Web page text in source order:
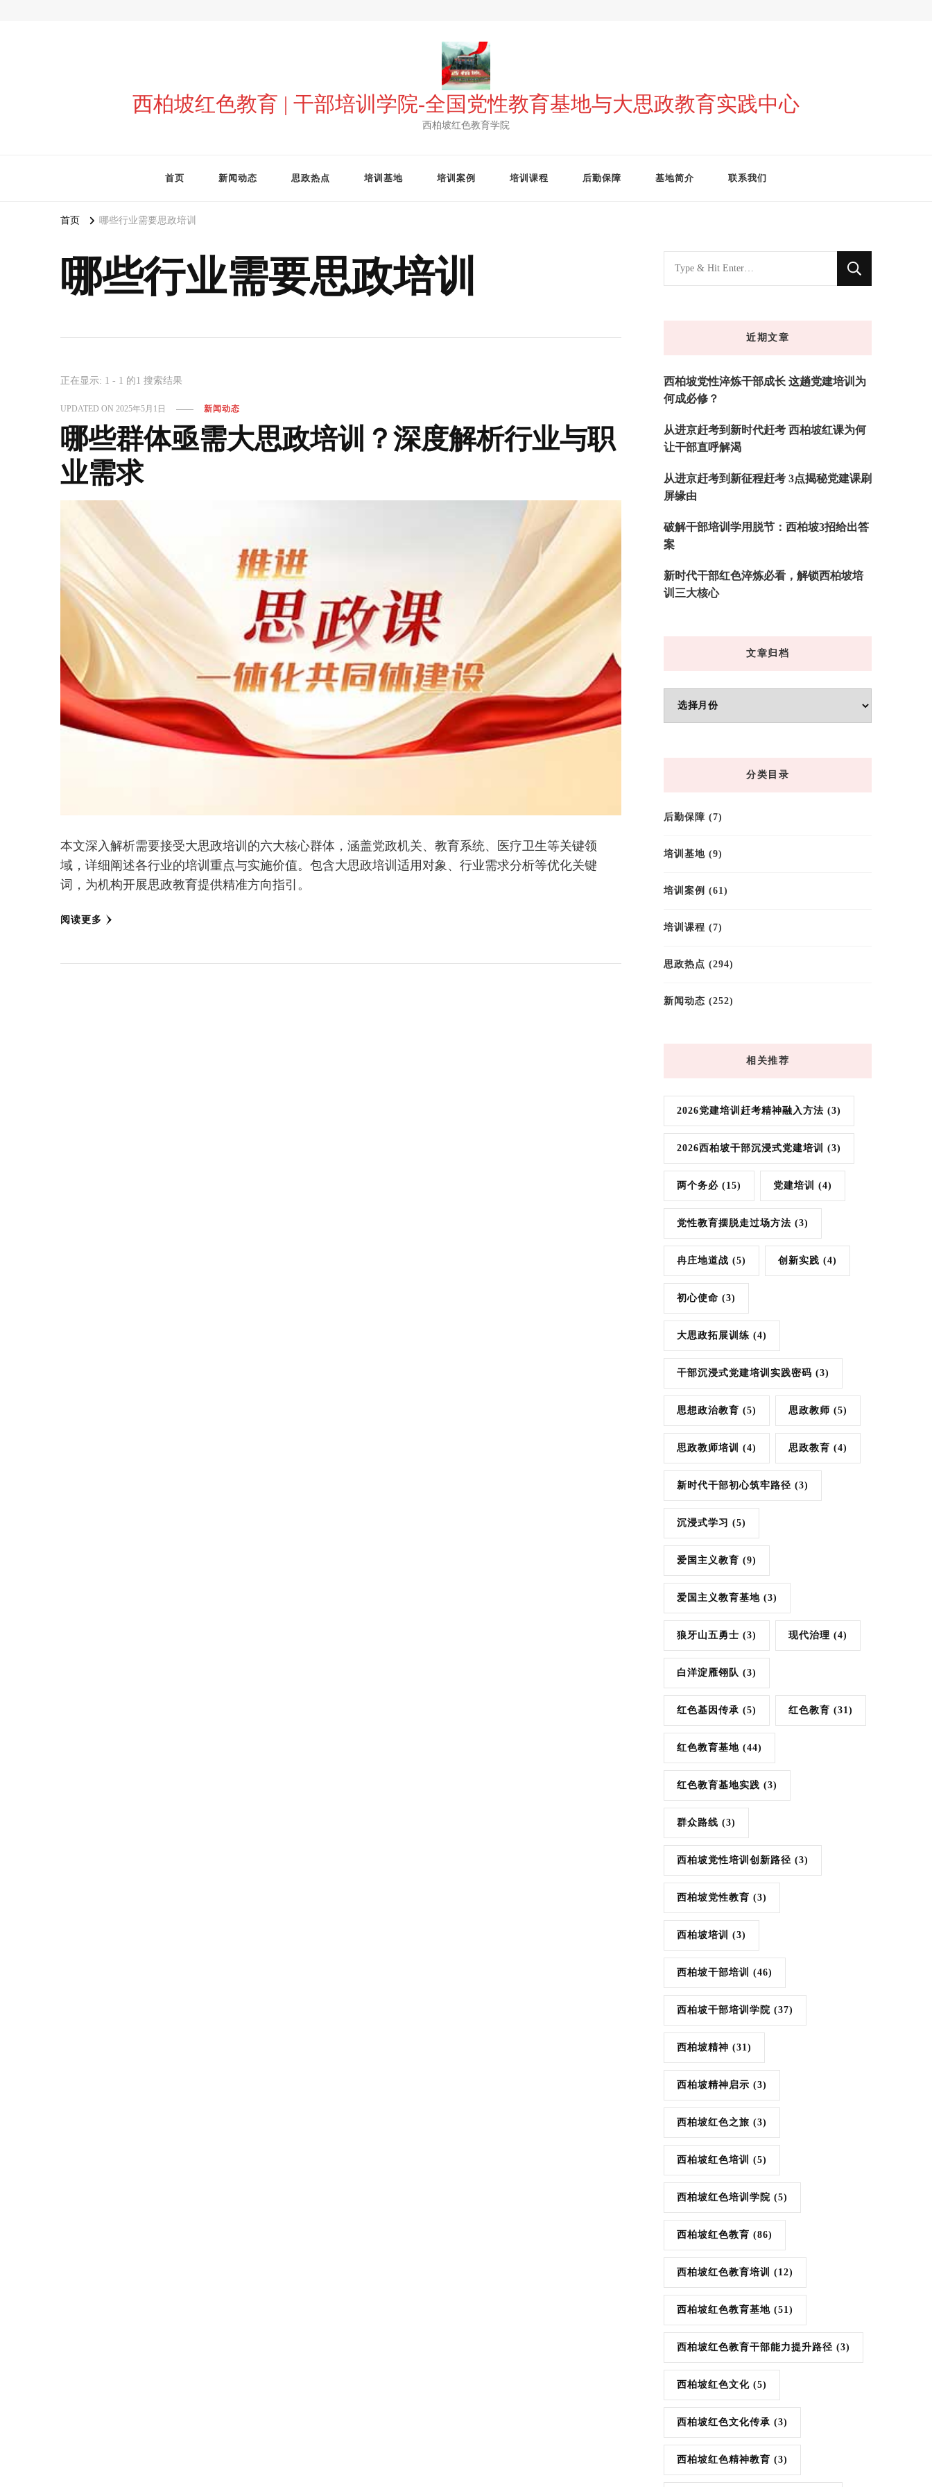
西柏坡红色教育 | 干部培训学院-全国党性教育基地与大思政教育实践中心
西柏坡红色教育学院
首页 新闻动态 思政热点 培训基地 培训案例 培训课程 后勤保障 基地简介 联系我们
首页 哪些行业需要思政培训
哪些行业需要思政培训
正在显示: 1 - 1 的1 搜索结果
UPDATED ON2025年5月1日 新闻动态
哪些群体亟需大思政培训？深度解析行业与职
业需求
本文深入解析需要接受大思政培训的六大核心群体，涵盖党政机关、教育系统、医疗卫生等关键领
域，详细阐述各行业的培训重点与实施价值。包含大思政培训适用对象、行业需求分析等优化关键
词，为机构开展思政教育提供精准方向指引。
阅读更多
找
什
近期文章
西柏坡党性淬炼干部成长 这趟党建培训为
何成必修？
从进京赶考到新时代赶考 西柏坡红课为何
让干部直呼解渴
从进京赶考到新征程赶考 3点揭秘党建课刷
屏缘由
破解干部培训学用脱节：西柏坡3招给出答
案
新时代干部红色淬炼必看，解锁西柏坡培
训三大核心
文章归档
章
分类目录
后勤保障 (7)
培训基地 (9)
培训案例 (61)
培训课程 (7)
思政热点 (294)
新闻动态 (252)
相关推荐
2026党建培训赶考精神融入方法 (3)
2026西柏坡干部沉浸式党建培训 (3)
两个务必 (15) 党建培训 (4)
党性教育摆脱走过场方法 (3)
冉庄地道战 (5) 创新实践 (4)
初心使命 (3)
大思政拓展训练 (4)
干部沉浸式党建培训实践密码 (3)
思想政治教育 (5) 思政教师 (5)
思政教师培训 (4) 思政教育 (4)
新时代干部初心筑牢路径 (3)
沉浸式学习 (5)
爱国主义教育 (9)
爱国主义教育基地 (3)
狼牙山五勇士 (3) 现代治理 (4)
白洋淀雁翎队 (3)
红色基因传承 (5) 红色教育 (31)
红色教育基地 (44)
红色教育基地实践 (3)
群众路线 (3)
西柏坡党性培训创新路径 (3)
西柏坡党性教育 (3)
西柏坡培训 (3)
西柏坡干部培训 (46)
西柏坡干部培训学院 (37)
西柏坡精神 (31)
西柏坡精神启示 (3)
西柏坡红色之旅 (3)
西柏坡红色培训 (5)
西柏坡红色培训学院 (5)
西柏坡红色教育 (86)
西柏坡红色教育培训 (12)
西柏坡红色教育基地 (51)
西柏坡红色教育干部能力提升路径 (3)
西柏坡红色文化 (5)
西柏坡红色文化传承 (3)
西柏坡红色精神教育 (3)